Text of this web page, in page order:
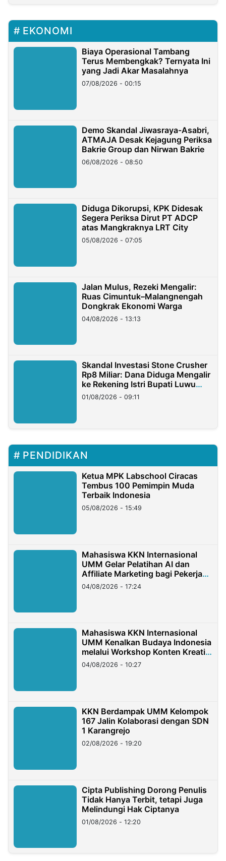
EKONOMI
Biaya Operasional Tambang
Terus Membengkak? Ternyata Ini
yang Jadi Akar Masalahnya
07/08/2026 - 00:15
Demo Skandal Jiwasraya-Asabri,
ATMAJA Desak Kejagung Periksa
Bakrie Group dan Nirwan Bakrie
06/08/2026 - 08:50
Diduga Dikorupsi, KPK Didesak
Segera Periksa Dirut PT ADCP
atas Mangkraknya LRT City
05/08/2026 - 07:05
Jalan Mulus, Rezeki Mengalir:
Ruas Cimuntuk–Malangnengah
Dongkrak Ekonomi Warga
04/08/2026 - 13:13
Skandal Investasi Stone Crusher
Rp8 Miliar: Dana Diduga Mengalir
ke Rekening Istri Bupati Luwu
Timur
01/08/2026 - 09:11
PENDIDIKAN
Ketua MPK Labschool Ciracas
Tembus 100 Pemimpin Muda
Terbaik Indonesia
05/08/2026 - 15:49
Mahasiswa KKN Internasional
UMM Gelar Pelatihan AI dan
Affiliate Marketing bagi Pekerja
Migran Indonesia di Taiwan
04/08/2026 - 17:24
Mahasiswa KKN Internasional
UMM Kenalkan Budaya Indonesia
melalui Workshop Konten Kreatif
di Taiwan
04/08/2026 - 10:27
KKN Berdampak UMM Kelompok
167 Jalin Kolaborasi dengan SDN
1 Karangrejo
02/08/2026 - 19:20
Cipta Publishing Dorong Penulis
Tidak Hanya Terbit, tetapi Juga
Melindungi Hak Ciptanya
01/08/2026 - 12:20